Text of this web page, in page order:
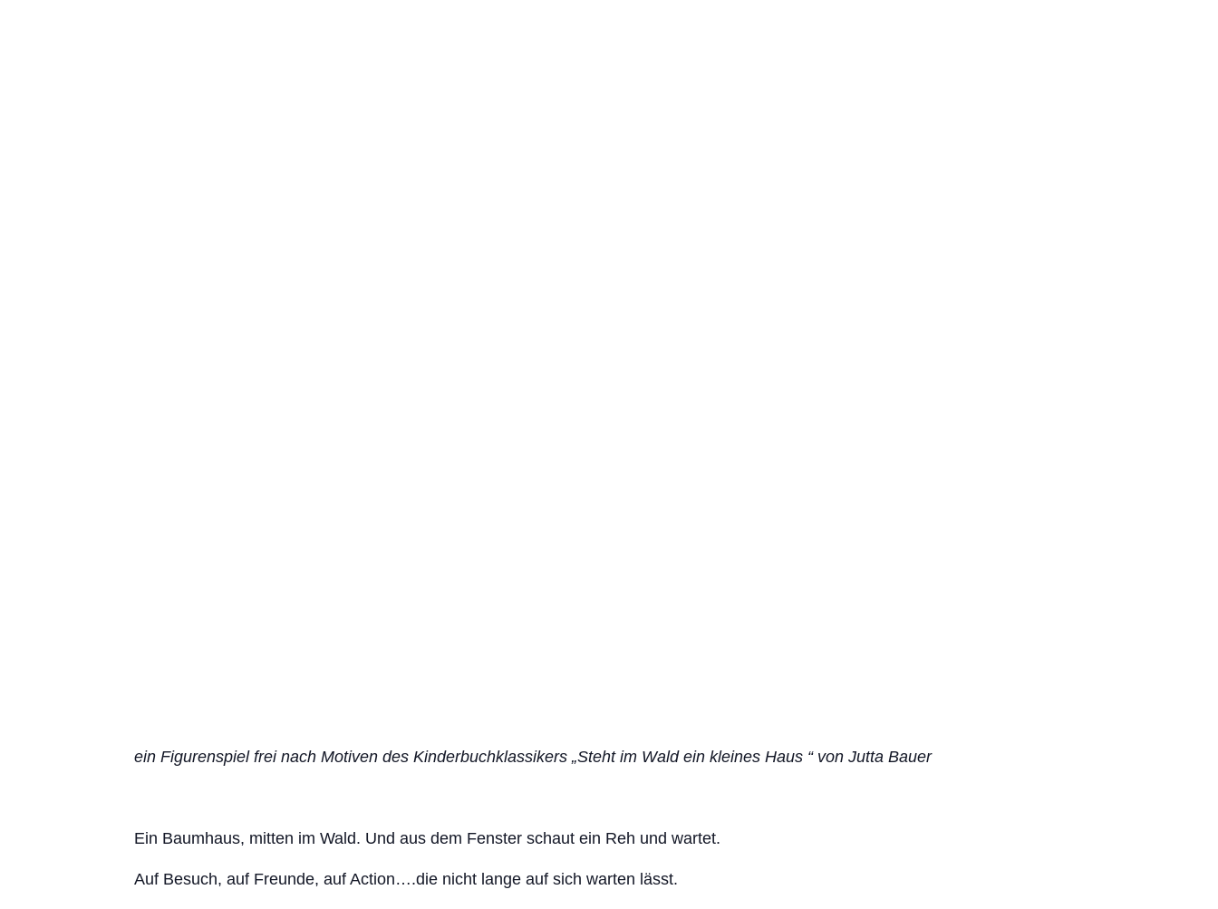
ein Figurenspiel frei nach Motiven des Kinderbuchklassikers „Steht im Wald ein kleines Haus “ von Jutta Bauer
Ein Baumhaus, mitten im Wald. Und aus dem Fenster schaut ein Reh und wartet.
Auf Besuch, auf Freunde, auf Action….die nicht lange auf sich warten lässt.